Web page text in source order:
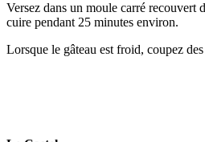
Versez dans un moule carré recouvert
cuire pendant 25 minutes environ.
Lorsque le gâteau est froid, coupez